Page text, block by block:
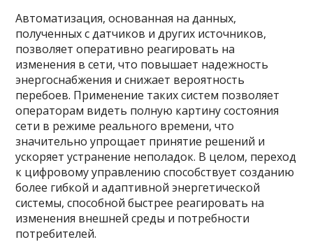
Автоматизация, основанная на данных,
полученных с датчиков и других источников,
позволяет оперативно реагировать на
изменения в сети, что повышает надежность
энергоснабжения и снижает вероятность
перебоев. Применение таких систем позволяет
операторам видеть полную картину состояния
сети в режиме реального времени, что
значительно упрощает принятие решений и
ускоряет устранение неполадок. В целом, переход
к цифровому управлению способствует созданию
более гибкой и адаптивной энергетической
системы, способной быстрее реагировать на
изменения внешней среды и потребности
потребителей.